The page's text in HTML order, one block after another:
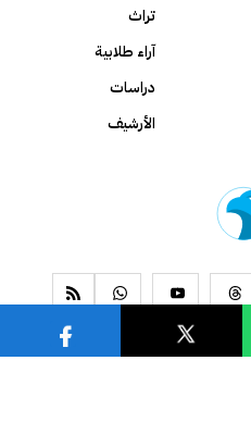
تراث
آراء طلابية
دراسات
الأرشيف